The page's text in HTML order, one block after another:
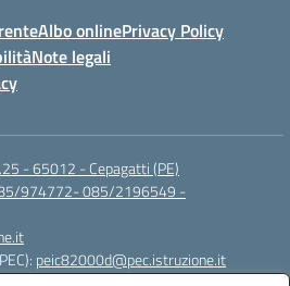
Albo onlinePrivacy Policy
Note legali
- 65012 - Cepagatti (PE)
974772- 085/2196549 -
peic82000d@pec.istruzione.it